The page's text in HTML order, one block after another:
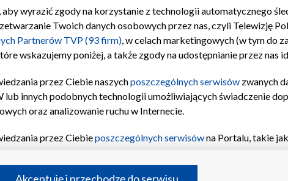
TVP Polityka prywatności Moje zgody Pomoc
wyrazić zgody na korzystanie z technologii automatycznego
Twoich danych osobowych przez nas, czyli Telewizję
Partnerów TVP (93 firm), w celach marketingowych (w tym do
wskazujemy poniżej, a także zgody na udostępnianie przez nas
przez Ciebie naszychposzczególnych serwisów zwanych
innych podobnych technologii umożliwiających świadczenie
oraz analizowanie ruchu w Internecie.
przez Ciebieposzczególnych serwisówna Portalu, takie
i funkcji: przechowywania informacji na urządzeniu lub